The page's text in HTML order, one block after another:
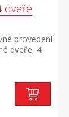
dveře
provedení
dveře, 4
části 2